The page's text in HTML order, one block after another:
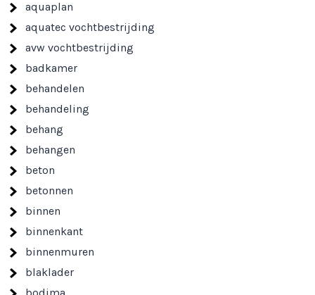
aquaplan
aquatec vochtbestrijding
avw vochtbestrijding
badkamer
behandelen
behandeling
behang
behangen
beton
betonnen
binnen
binnenkant
binnenmuren
blaklader